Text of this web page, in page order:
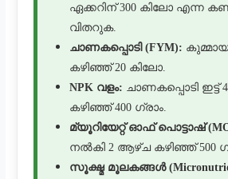
ഏക്കറിന് 300 കിലോ എന്ന
വിതറുക.
ചാണകപ്പൊടി (FYM):
കഴിഞ്ഞ് 20 കിലോ.
NPK വളം: ചാണകപ്പൊടി
കഴിഞ്ഞ് 400 ഗ്രാം.
മ്യൂറിയേറ്റ് ഓഫ് പൊട്ടാഷ്
നൽകി 2 ആഴ്ച കഴിഞ്ഞ് 500
സൂക്ഷ്മ മൂലകങ്ങൾ